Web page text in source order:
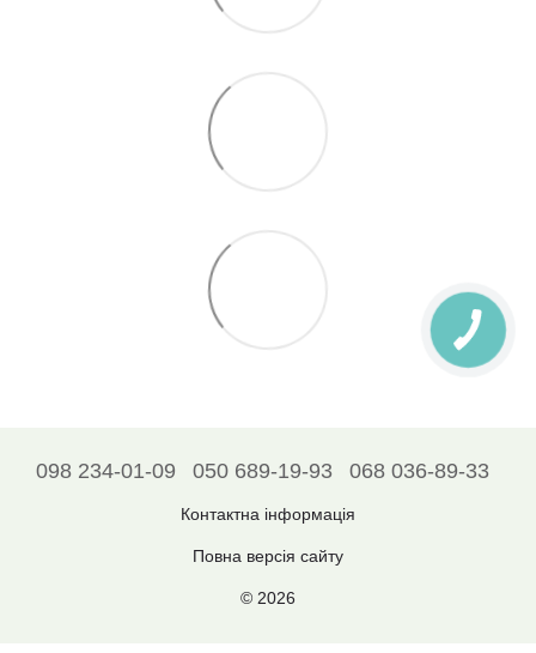
098 234-01-09 050 689-19-93 068 036-89-33
Контактна інформація
Повна версія сайту
© 2026